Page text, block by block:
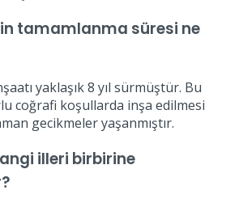
tamamlanma süresi ne
yaklaşık 8 yıl sürmüştür. Bu
coğrafi koşullarda inşa edilmesi
gecikmeler yaşanmıştır.
illeri birbirine